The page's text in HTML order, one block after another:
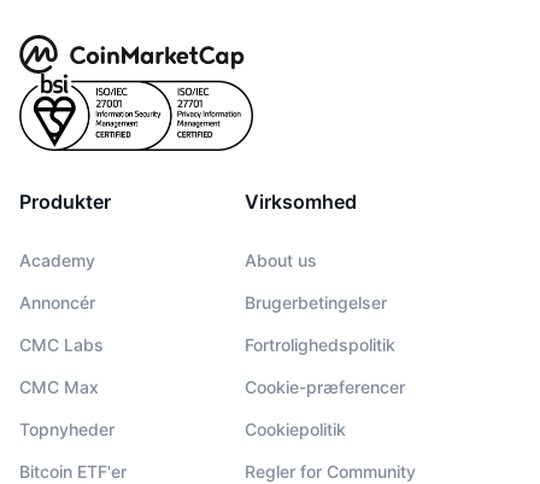
Produkter
Academy
Annoncér
CMC Labs
CMC Max
Topnyheder
Bitcoin ETF'er
Virksomhed
About us
Brugerbetingelser
Fortrolighedspolitik
Cookie-præferencer
Cookiepolitik
Regler for Community